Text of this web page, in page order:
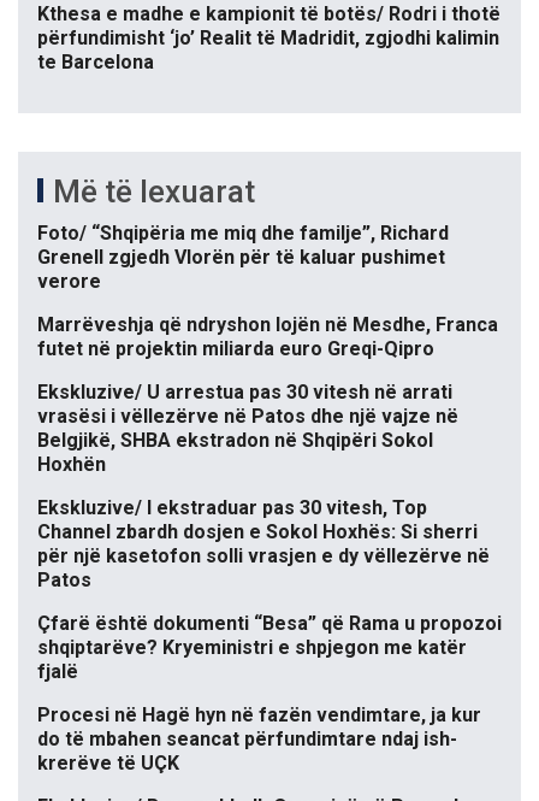
Kthesa e madhe e kampionit të botës/ Rodri i thotë
përfundimisht ‘jo’ Realit të Madridit, zgjodhi kalimin
te Barcelona
Më të lexuarat
Foto/ “Shqipëria me miq dhe familje”, Richard
Grenell zgjedh Vlorën për të kaluar pushimet
verore
Marrëveshja që ndryshon lojën në Mesdhe, Franca
futet në projektin miliarda euro Greqi-Qipro
Ekskluzive/ U arrestua pas 30 vitesh në arrati
vrasësi i vëllezërve në Patos dhe një vajze në
Belgjikë, SHBA ekstradon në Shqipëri Sokol
Hoxhën
Ekskluzive/ I ekstraduar pas 30 vitesh, Top
Channel zbardh dosjen e Sokol Hoxhës: Si sherri
për një kasetofon solli vrasjen e dy vëllezërve në
Patos
Çfarë është dokumenti “Besa” që Rama u propozoi
shqiptarëve? Kryeministri e shpjegon me katër
fjalë
Procesi në Hagë hyn në fazën vendimtare, ja kur
do të mbahen seancat përfundimtare ndaj ish-
krerëve të UÇK